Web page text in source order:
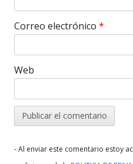
Correo electrónico *
Web
- Al enviar este comentario estoy